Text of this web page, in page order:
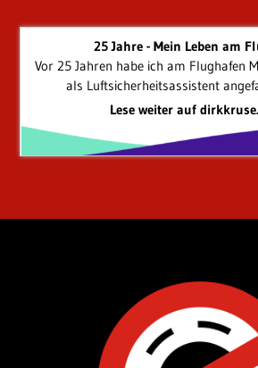
25 Jahre - Mein Leben am
Vor 25 Jahren habe ich am Flughafen
als Luftsicherheitsassistent
Lese weiter auf